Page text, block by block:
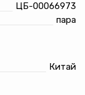
ЦБ-00066973
пара
Китай